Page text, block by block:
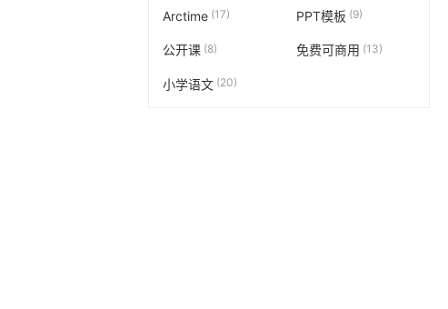
Arctime (17) PPT模板 (9)
公开课 (8) 免费可商用 (13)
小学语文 (20)